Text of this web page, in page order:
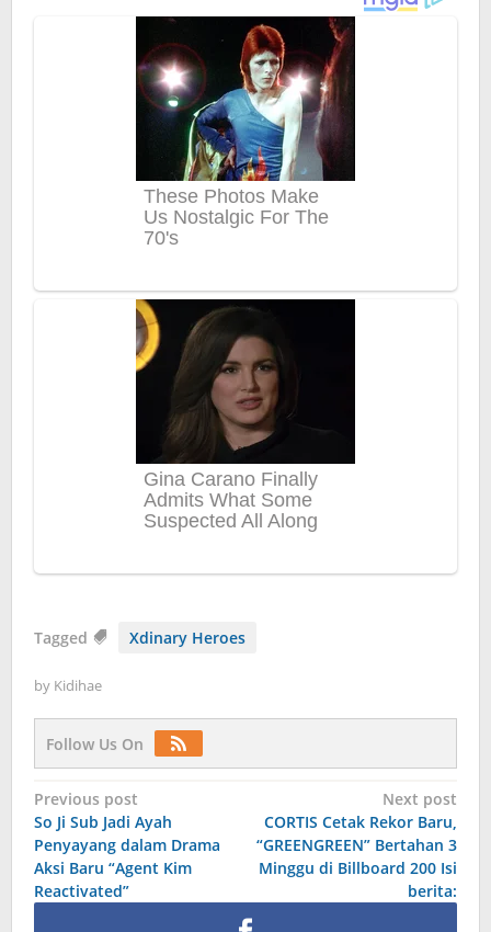
Tagged Xdinary Heroes
by Kidihae
Follow Us On
Post
navigation
Previous post
So Ji Sub Jadi Ayah
Penyayang dalam Drama
Aksi Baru “Agent Kim
Reactivated”
Next post
CORTIS Cetak Rekor Baru,
“GREENGREEN” Bertahan 3
Minggu di Billboard 200 Isi
berita: